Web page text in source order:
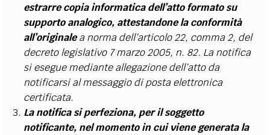
estrarre copia informatica dell’atto formato su
supporto analogico, attestandone la conformità
all’originalea norma dell’articolo 22, comma 2, del
decreto legislativo 7 marzo 2005, n. 82. La notifica
si esegue mediante allegazione dell’atto da
notificarsi al messaggio di posta elettronica
certificata.
La notifica si perfeziona, per il soggetto
notificante, nel momento in cui viene generata la